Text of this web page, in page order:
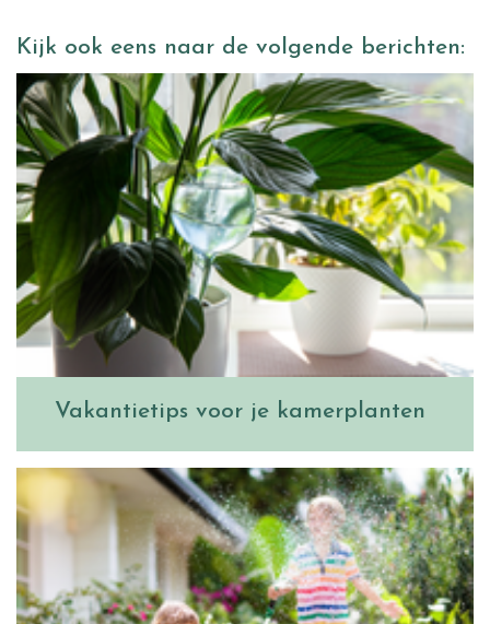
Kijk ook eens naar de volgende berichten:
Vakantietips voor je kamerplanten